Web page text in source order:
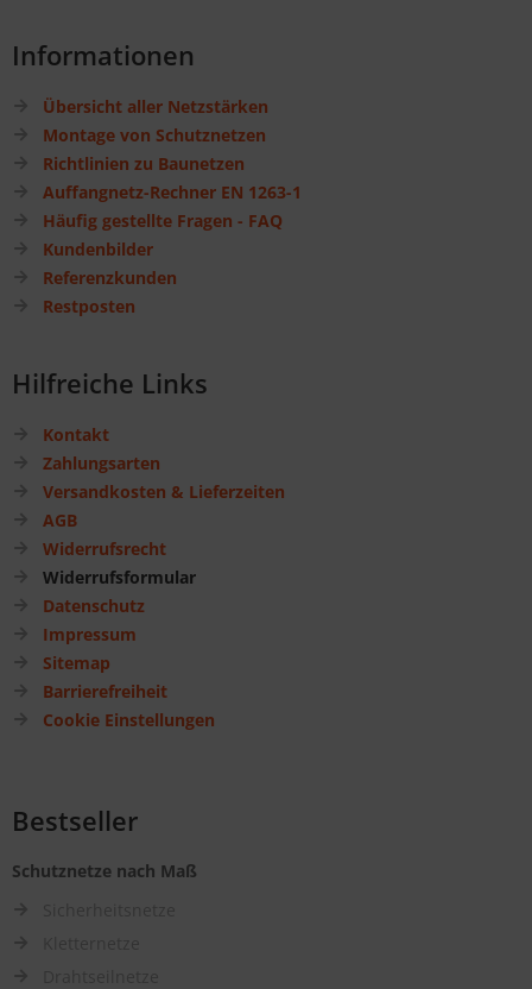
Informationen
Übersicht aller Netzstärken
Montage von Schutznetzen
Richtlinien zu Baunetzen
Auffangnetz-Rechner EN 1263-1
Häufig gestellte Fragen - FAQ
Kundenbilder
Referenzkunden
Restposten
Hilfreiche Links
Kontakt
Zahlungsarten
Versandkosten & Lieferzeiten
AGB
Widerrufsrecht
Widerrufsformular
Datenschutz
Impressum
Sitemap
Barrierefreiheit
Cookie Einstellungen
Bestseller
Schutznetze nach Maß